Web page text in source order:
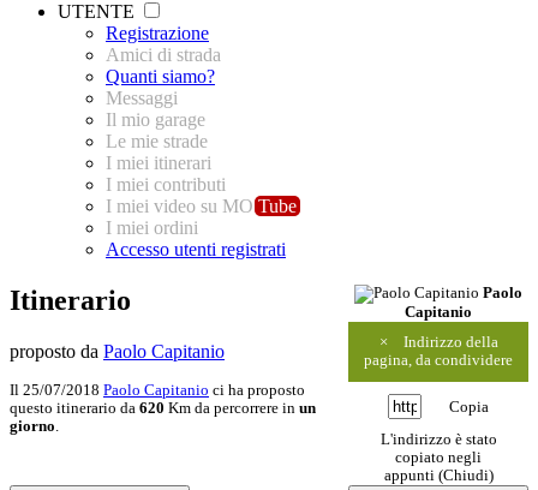
UTENTE
Registrazione
Amici di strada
Quanti siamo?
Messaggi
Il mio garage
Le mie strade
I miei itinerari
I miei contributi
I miei video su MO Tube
I miei ordini
Accesso utenti registrati
Paolo
Capitanio
×
Indirizzo della
pagina, da condividere
Copia
L'indirizzo è stato
copiato negli
appunti (Chiudi)
Itinerario
proposto da Paolo Capitanio
Il 25/07/2018 Paolo Capitanio ci ha proposto
questo itinerario da 620 Km da percorrere in un
giorno.